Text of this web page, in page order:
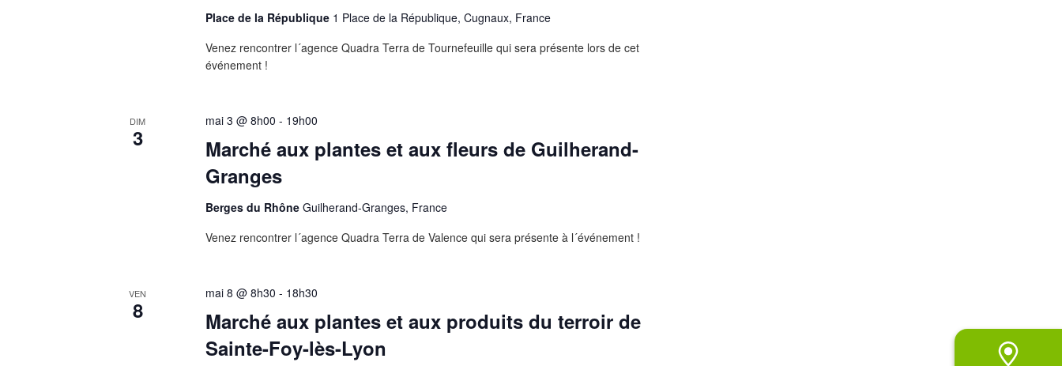
Place de la République 1 Place de la République, Cugnaux, France
Venez rencontrer l´agence Quadra Terra de Tournefeuille qui sera présente lors de cet
événement !
DIM
3
Marché aux plantes et aux fleurs de Guilherand-
Granges
mai 3 @ 8h00 - 19h00
Berges du RhôneGuilherand-Granges, France
Venez rencontrer l´agence Quadra Terra de Valence qui sera présente à l´événement !
VEN
8
Marché aux plantes et aux produits du terroir de
Sainte-Foy-lès-Lyon
mai 8 @ 8h30 - 18h30